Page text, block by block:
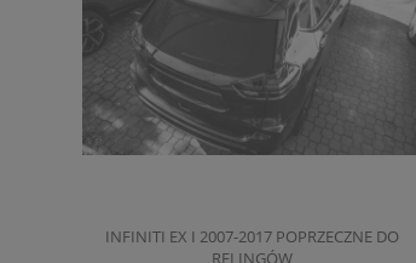
INFINITI EX I 2007-2017 POPRZECZNE DO
RELINGÓW